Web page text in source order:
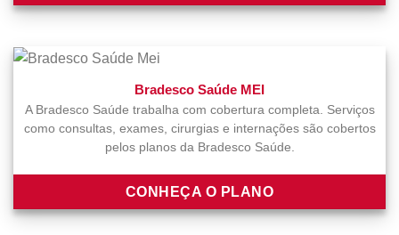
Bradesco Saúde MEI
A Bradesco Saúde trabalha com cobertura completa. Serviços
como consultas, exames, cirurgias e internações são cobertos
pelos planos da Bradesco Saúde.
CONHEÇA O PLANO